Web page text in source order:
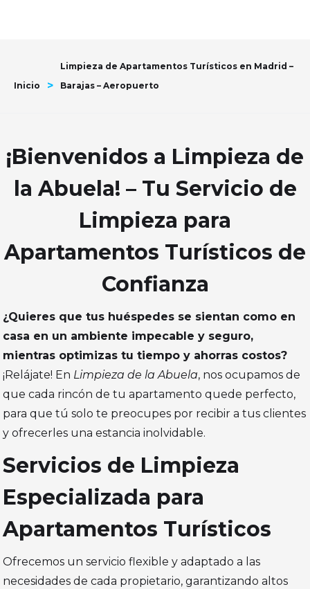
Inicio >
Limpieza de Apartamentos Turísticos en Madrid –
Barajas – Aeropuerto
¡Bienvenidos a Limpieza de
la Abuela! – Tu Servicio de
Limpieza para
Apartamentos Turísticos de
Confianza
¿Quieres que tus huéspedes se sientan como en
casa en un ambiente impecable y seguro,
mientras optimizas tu tiempo y ahorras costos?
¡Relájate! En Limpieza de la Abuela, nos ocupamos de
que cada rincón de tu apartamento quede perfecto,
para que tú solo te preocupes por recibir a tus clientes
y ofrecerles una estancia inolvidable.
Servicios de Limpieza
Especializada para
Apartamentos Turísticos
Ofrecemos un servicio flexible y adaptado a las
necesidades de cada propietario, garantizando altos